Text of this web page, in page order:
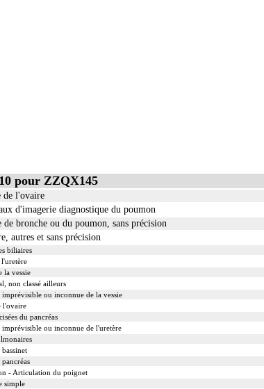
inclut : l'examen macroscopique et microscopique de pièce
d'un organe inclut : l'examen du feuillet viscéral de son
de pièce d'exérèse inclut : l'échantillonnage, la fixation,
éosine ou de phloxine avec ou sans safran, avec ou sans photographie,
coloration spéciale
cellulaire
être facturé que l'exérèse soit monobloc ou en fragments non différenciés par
on entend : tout organe ou toute structure non vasculaire, de localisation
on entend : tout organe ou toute structure non vasculaire, en dehors de
: lésion individualisée à prélever, quel que soit le nombre de ponctions ou
pour ZZQX145
de l'ovaire
d'imagerie diagnostique du poumon
bronche ou du poumon, sans précision
autres et sans précision
biliaires
la vessie
non classé ailleurs
ou inconnue de la vessie
l'ovaire
du pancréas
ou inconnue de l'uretère
- Articulation du poignet
simple